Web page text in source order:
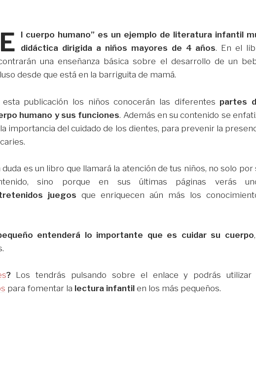
l cuerpo humano” es un ejemplo de literatura infantil
didáctica dirigida a niños mayores de 4 años. En el
una enseñanza básica sobre el desarrollo de un
desde que está en la barriguita de mamá.
esta publicación los niños conocerán las diferentes partes
humano y sus funciones. Además en su contenido se
importancia del cuidado de los dientes, para prevenir la
duda es un libro que llamará la atención de tus niños, no solo por
sino porque en sus últimas páginas verás
juegos que enriquecen aún más los
entenderá lo importante que es cuidar su cuerpo
?Los tendrás pulsando sobre el enlace y podrás utilizar
para fomentar la lectura infantil en los más pequeños.